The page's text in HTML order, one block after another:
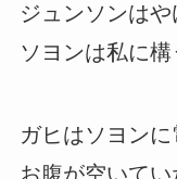
ジュンソンはや
ソヨンは私に構
ガヒはソヨンに
お腹が空いて